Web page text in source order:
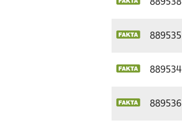
889538
889535
889534
889536